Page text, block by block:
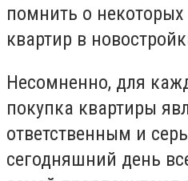
помнить о некоторых
квартир в
Несомненно, для
покупка квартиры
ответственным и
сегодняшний день